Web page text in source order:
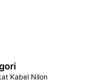
Kabel Nilon